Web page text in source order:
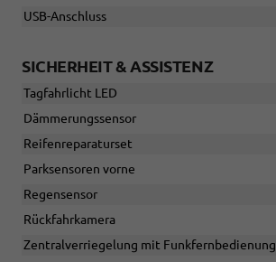
USB-Anschluss
SICHERHEIT & ASSISTENZ
Tagfahrlicht LED
Dämmerungssensor
Reifenreparaturset
Parksensoren vorne
Regensensor
Rückfahrkamera
Zentralverriegelung mit Funkfernbedienung